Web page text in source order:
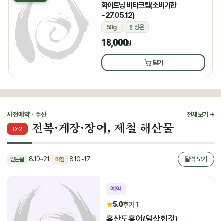
화이트닝 비타크림(소비기한
~27.05.12)
50g 상온
18,000원
담기
사전예약 · 수산 전체 보기 →
D-2 전복·게장·장어, 제철 해산물
받는날 8.10~21 · 마감 8.10~17 달력 보기
예약
★5.0후기 1
흑산도홍어(덜삭힌것)